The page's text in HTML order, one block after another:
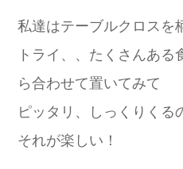
私達はテーブルクロスを
トライ、、たくさんあ
ら合わせて置いてみて
ピッタリ、しっくりく
それが楽しい！